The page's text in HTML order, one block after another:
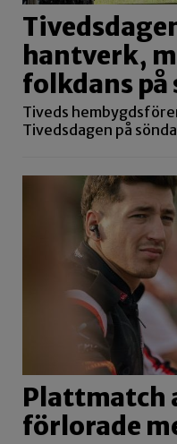
hantverk,
folkdans på
Tiveds
Tivedsdagen på
Plattmatch
förlorade